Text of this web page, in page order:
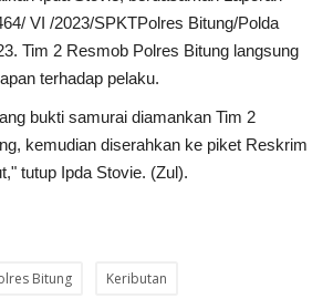
VI /2023/SPKTPolres Bitung/Polda
Tim 2 Resmob Polres Bitung langsung
terhadap pelaku.
bukti samurai diamankan Tim 2
kemudian diserahkan ke piket Reskrim
tutup Ipda Stovie. (Zul).
Bitung Keributan